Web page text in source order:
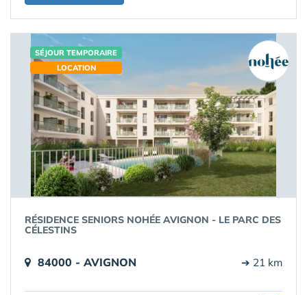
SÉJOUR TEMPORAIRE
LOCATION
RÉSIDENCE SENIORS NOHÉE AVIGNON - LE PARC DES
CÉLESTINS
84000 - AVIGNON ➔ 21 km